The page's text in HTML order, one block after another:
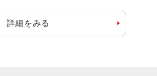
詳細をみる